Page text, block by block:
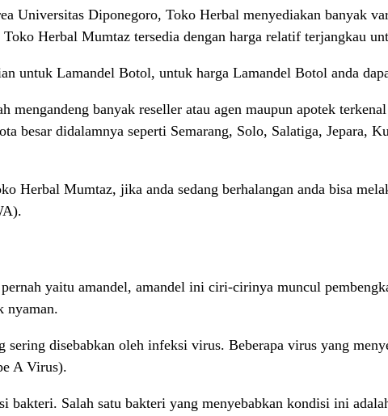
Universitas Diponegoro, Toko Herbal menyediakan banyak
Herbal Mumtaz tersedia dengan harga relatif terjangkau
untuk Lamandel Botol, untuk harga Lamandel Botol anda
banyak reseller atau agen maupun apotek
besar didalamnya seperti Semarang, Solo, Salatiga, Jepara,
Herbal Mumtaz, jika anda sedang berhalangan anda bisa
yaitu amandel, amandel ini ciri-cirinya muncul
nyaman.
disebabkan oleh infeksi virus. Beberapa virus yang
A Virus).
bakteri. Salah satu bakteri yang menyebabkan kondisi ini